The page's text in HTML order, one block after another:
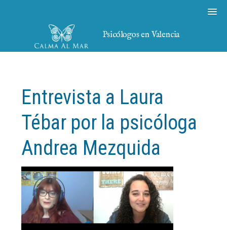
Psicólogos en Valencia
Entrevista a Laura
Tébar por la psicóloga
Andrea Mezquida